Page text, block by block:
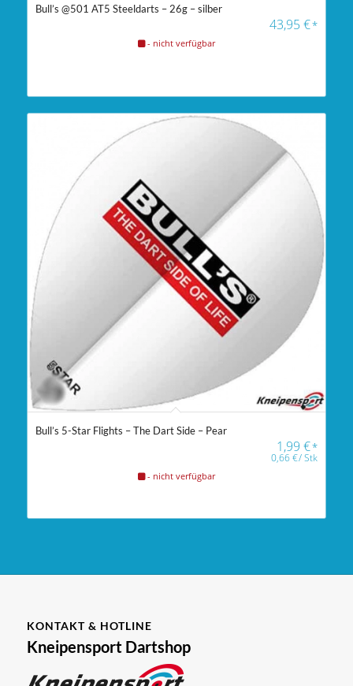
Bull’s @501 AT5 Steeldarts – 26g – silber
43,95€*
- nicht verfügbar
Bull’s 5-Star Flights – The Dart Side – Pear
1,99€*
0,66€/Stk
- nicht verfügbar
KONTAKT & HOTLINE
Kneipensport Dartshop